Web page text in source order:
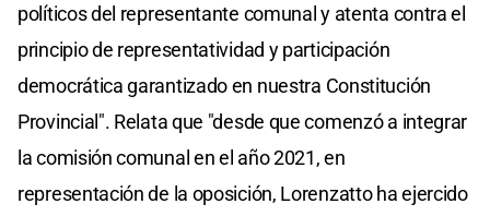
políticos del representante comunal y atenta contra el
principio de representatividad y participación
democrática garantizado en nuestra Constitución
Provincial". Relata que "desde que comenzó a integrar
la comisión comunal en el año 2021, en
representación de la oposición, Lorenzatto ha ejercido